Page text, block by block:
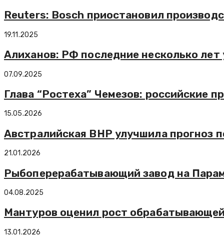
Reuters: Bosch приостановил
19.11.2025
Алиханов: РФ последние несколько
07.09.2025
Глава “Ростеха” Чемезов: российские
15.05.2026
Австралийская BHP улучшила прогноз
21.01.2026
Рыбоперерабатывающий завод на
04.08.2025
Мантуров оценил рост
13.01.2026